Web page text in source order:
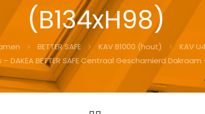
(B134xH98)
BETTER SAFE KAV B1000 (hout)
KAV
DAKEA BETTER SAFE Centraal Gescharnierd